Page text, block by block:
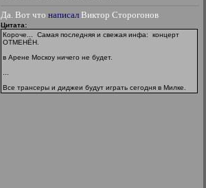
Да. Вот что написал Виктор Сторогонов
Цитата:
Короче... Самая последняя и свежая инфа: концерт
ОТМЕНЁН.
в Арене Москоу ничего не будет.
Все трансеры и диджеи будут играть сегодня в Милке.